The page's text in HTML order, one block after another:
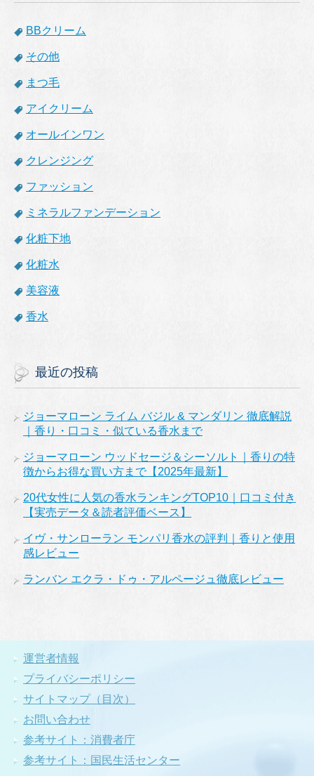
BBクリーム
その他
まつ毛
アイクリーム
オールインワン
クレンジング
ファッション
ミネラルファンデーション
化粧下地
化粧水
美容液
香水
最近の投稿
ジョーマローン ライム バジル & マンダリン 徹底解説
｜香り・口コミ・似ている香水まで
ジョーマローン ウッドセージ＆シーソルト｜香りの特
徴からお得な買い方まで【2025年最新】
20代女性に人気の香水ランキングTOP10｜口コミ付き
【実売データ＆読者評価ベース】
イヴ・サンローラン モンパリ香水の評判｜香りと使用
感レビュー
ランバン エクラ・ドゥ・アルページュ徹底レビュー
運営者情報
プライバシーポリシー
サイトマップ（目次）
お問い合わせ
参考サイト：消費者庁
参考サイト：国民生活センター